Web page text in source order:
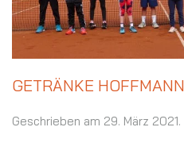
GETRÄNKE
Geschrieben am 29. März 2021.